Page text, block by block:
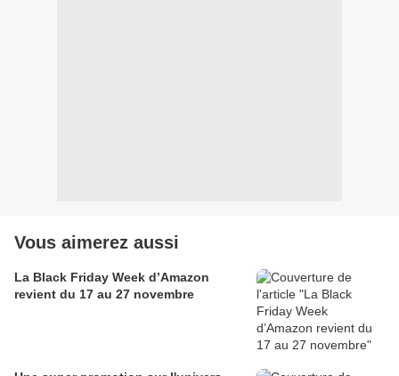
Vous aimerez aussi
La Black Friday Week d’Amazon
revient du 17 au 27 novembre